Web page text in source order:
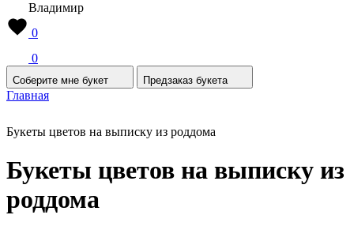
Владимир
0
0
Соберите мне букет Предзаказ букета
Главная
Букеты цветов на выписку из роддома
Букеты цветов на выписку из
роддома